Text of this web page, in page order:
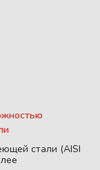
стали (AISI